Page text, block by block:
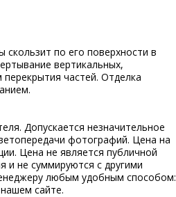
по его поверхности в
вертикальных,
частей. Отделка
Допускается незначительное
фотографий. Цена на
Цена не является публичной
и не суммируются с другими
любым удобным способом:
сайте.